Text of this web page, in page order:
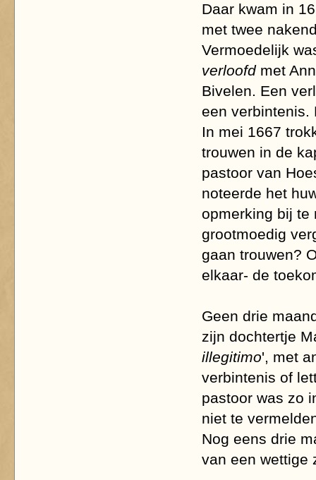
Daar kwam in
met twee
Vermoedelijk
verloofd met
Bivelen. Een
een verbintenis.
In mei 1667
trouwen in de
pastoor van
noteerde het
opmerking bij te
grootmoedig
gaan trouwen?
elkaar- de
Geen drie
zijn dochtertje
illegitimo', met
verbintenis of
pastoor was zo
niet te
Nog eens drie
van een wettige